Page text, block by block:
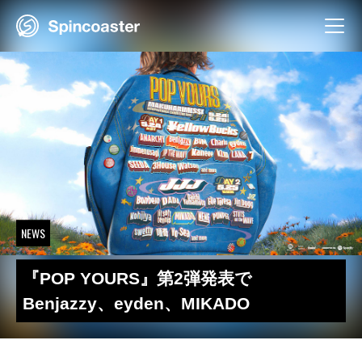
Skip
NEWS
『POP YOURS』第2弾発表で
Benjazzy、eyden、MIKADO